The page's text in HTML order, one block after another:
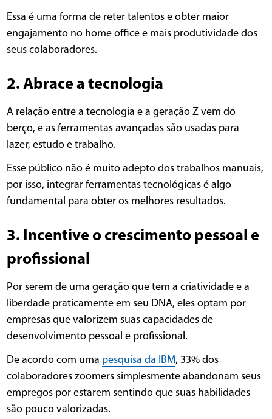
Essa é uma forma de reter talentos e obter maior
engajamento no home office e mais produtividade dos
seus colaboradores.
2. Abrace a tecnologia
A relação entre a tecnologia e a geração Z vem do
berço, e as ferramentas avançadas são usadas para
lazer, estudo e trabalho.
Esse público não é muito adepto dos trabalhos manuais,
por isso, integrar ferramentas tecnológicas é algo
fundamental para obter os melhores resultados.
3. Incentive o crescimento pessoal e
profissional
Por serem de uma geração que tem a criatividade e a
liberdade praticamente em seu DNA, eles optam por
empresas que valorizem suas capacidades de
desenvolvimento pessoal e profissional.
De acordo com uma pesquisa da IBM, 33% dos
colaboradores zoomers simplesmente abandonam seus
empregos por estarem sentindo que suas habilidades
são pouco valorizadas.